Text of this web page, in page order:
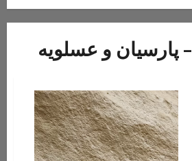
– پارسیان و عسلویه